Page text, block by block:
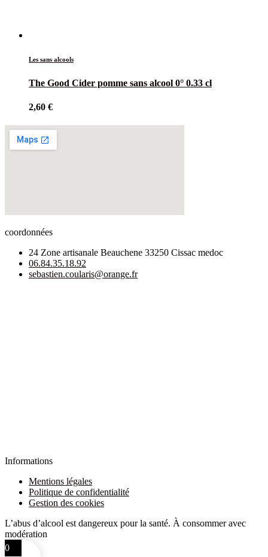
Les sans alcools
The Good Cider pomme sans alcool 0° 0.33 cl
2,60 €
coordonnées
24 Zone artisanale Beauchene 33250 Cissac medoc
06.84.35.18.92
sebastien.coularis@orange.fr
Informations
Mentions légales
Politique de confidentialité
Gestion des cookies
L’abus d’alcool est dangereux pour la santé. À consommer avec
modération
0